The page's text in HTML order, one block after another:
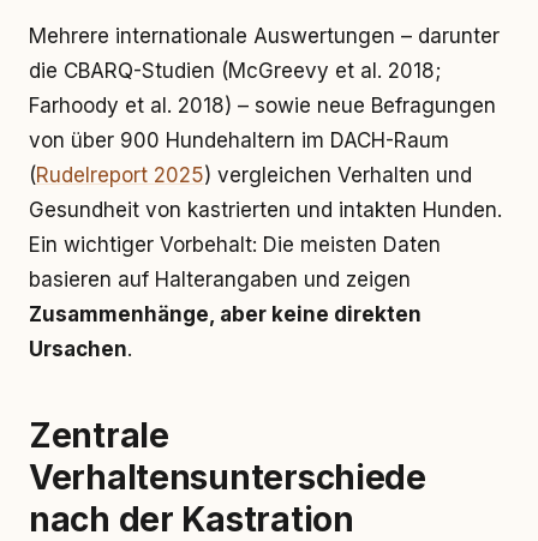
Mehrere internationale Auswertungen – darunter
die CBARQ-Studien (McGreevy et al. 2018;
Farhoody et al. 2018) – sowie neue Befragungen
von über 900 Hundehaltern im DACH-Raum
(Rudelreport 2025) vergleichen Verhalten und
Gesundheit von kastrierten und intakten Hunden.
Ein wichtiger Vorbehalt: Die meisten Daten
basieren auf Halterangaben und zeigen
Zusammenhänge, aber keine direkten
Ursachen.
Zentrale
Verhaltensunterschiede
nach der Kastration